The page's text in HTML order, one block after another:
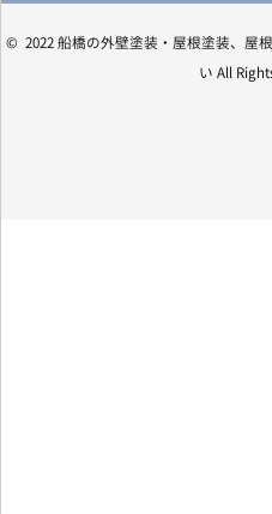
© 2022 船橋の外壁塗装・屋根塗装、屋
い All